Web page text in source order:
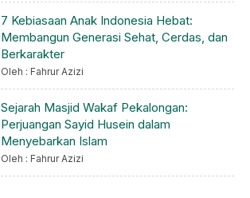
7 Kebiasaan Anak Indonesia Hebat:
Membangun Generasi Sehat, Cerdas, dan
Berkarakter
Oleh : Fahrur Azizi
Sejarah Masjid Wakaf Pekalongan:
Perjuangan Sayid Husein dalam
Menyebarkan Islam
Oleh : Fahrur Azizi